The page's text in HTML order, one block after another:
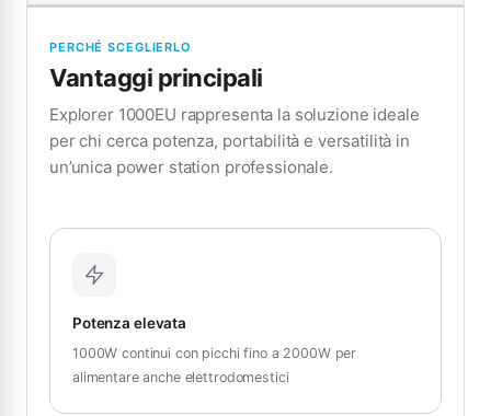
PERCHÉ SCEGLIERLO
Vantaggi principali
Explorer 1000EU rappresenta la soluzione ideale
per chi cerca potenza, portabilità e versatilità in
un’unica power station professionale.
Potenza elevata
1000W continui con picchi fino a 2000W per
alimentare anche elettrodomestici